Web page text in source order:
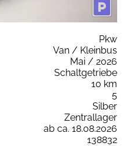
Pkw
Van / Kleinbus
Mai / 2026
Schaltgetriebe
10 km
5
Silber
Zentrallager
ab ca. 18.08.2026
138832